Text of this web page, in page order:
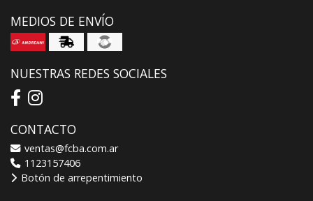
MEDIOS DE ENVÍO
NUESTRAS REDES SOCIALES
CONTACTO
ventas@fcba.com.ar
1123157406
Botón de arrepentimiento